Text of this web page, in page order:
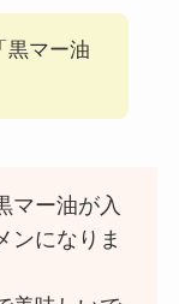
黒マー油
マー油が入
ンになりま